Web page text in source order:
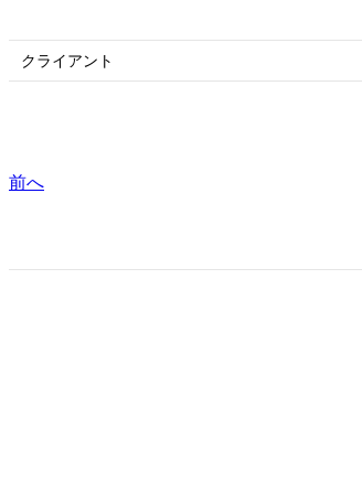
クライアント
前へ